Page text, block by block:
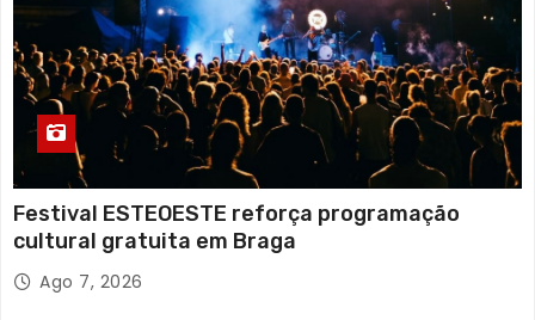
Festival ESTEOESTE reforça programação
cultural gratuita em Braga
Ago 7, 2026